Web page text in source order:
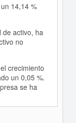
14,14 %
de activo, ha
no
crecimiento
un 0,05 %.
se ha